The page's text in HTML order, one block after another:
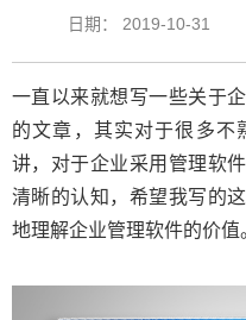
日期： 2019-10-31
一直以来就想写一些关于
的文章，其实对于很多不
讲，对于企业采用管理软
清晰的认知，希望我写的
地理解企业管理软件的价值